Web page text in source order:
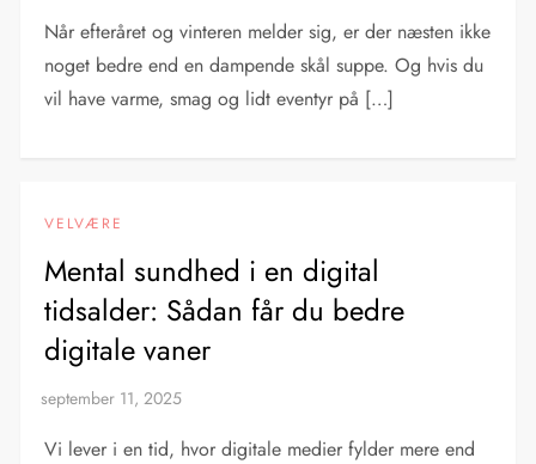
Når efteråret og vinteren melder sig, er der næsten ikke
noget bedre end en dampende skål suppe. Og hvis du
vil have varme, smag og lidt eventyr på […]
VELVÆRE
Mental sundhed i en digital
tidsalder: Sådan får du bedre
digitale vaner
Vi lever i en tid, hvor digitale medier fylder mere end